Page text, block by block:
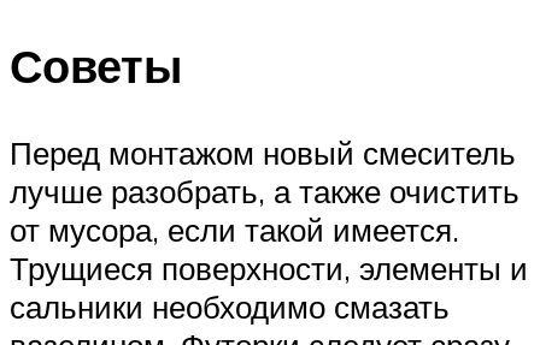
Советы
Перед монтажом новый смеситель
лучше разобрать, а также очистить
от мусора, если такой имеется.
Трущиеся поверхности, элементы и
сальники необходимо смазать